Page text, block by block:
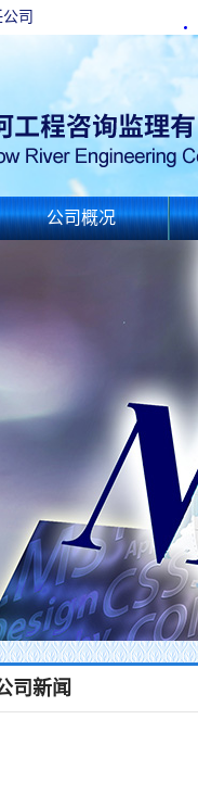
司
公司概况
司新闻